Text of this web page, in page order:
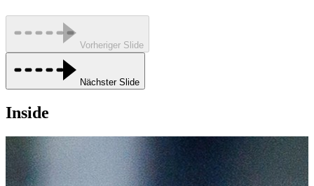
Vorheriger Slide
Nächster Slide
Inside